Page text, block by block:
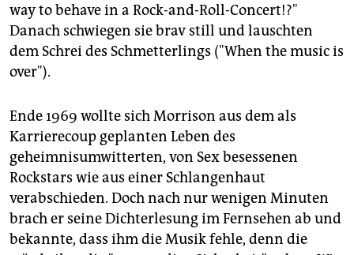
way to behave in a Rock-and-Roll-Concert!?"
Danach schwiegen sie brav still und lauschten
dem Schrei des Schmetterlings ("When the music is
over").
Ende 1969 wollte sich Morrison aus dem als
Karrierecoup geplanten Leben des
geheimnisumwitterten, von Sex besessenen
Rockstars wie aus einer Schlangenhaut
verabschieden. Doch nach nur wenigen Minuten
brach er seine Dichterlesung im Fernsehen ab und
bekannte, dass ihm die Musik fehle, denn die